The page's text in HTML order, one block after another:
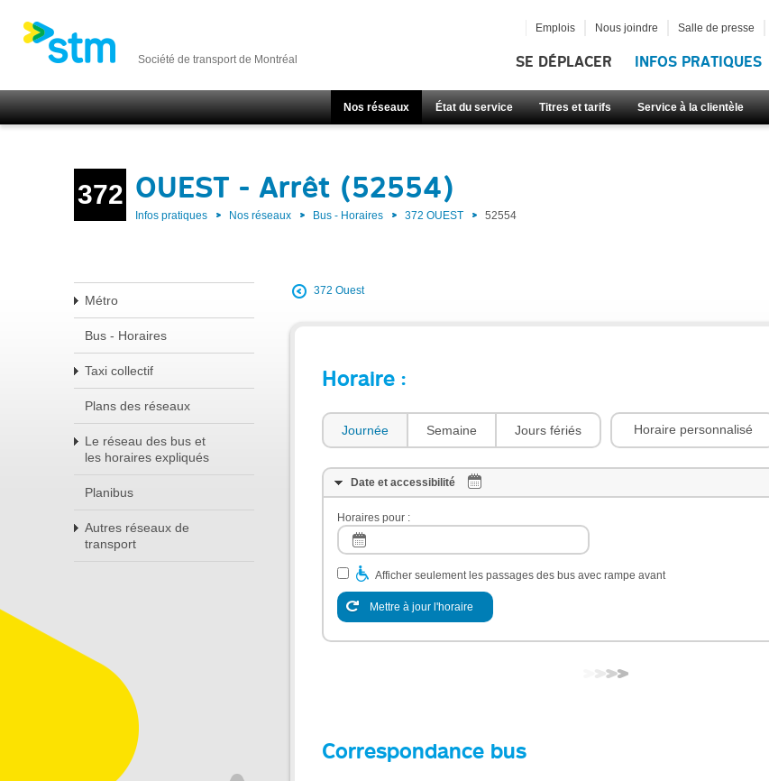
Société de transport de Montréal SE DÉPLACER INFOS PRATIQUES
Nos réseaux État du service Titres et tarifs Service à la clientèle
Emplois Nous joindre Salle de presse
372 OUEST - Arrêt (52554)
Infos pratiques Nos réseaux Bus - Horaires 372 OUEST 52554
Métro
Bus - Horaires
Taxi collectif
Plans des réseaux
Le réseau des bus et
les horaires expliqués
Planibus
Autres réseaux de
transport
372 Ouest
Horaire :
Journée Semaine Jours fériés Horaire personnalisé
Date et accessibilité
Horaires pour :
Afficher seulement les passages des bus avec rampe avant
Mettre à jour l'horaire
Correspondance bus